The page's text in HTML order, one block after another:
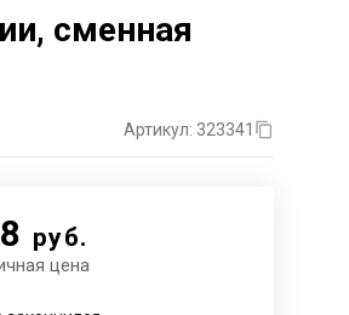
сменная
Артикул: 323341
руб.
цена